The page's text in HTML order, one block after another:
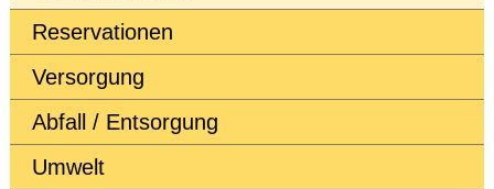
Reservationen
Versorgung
Abfall / Entsorgung
Umwelt